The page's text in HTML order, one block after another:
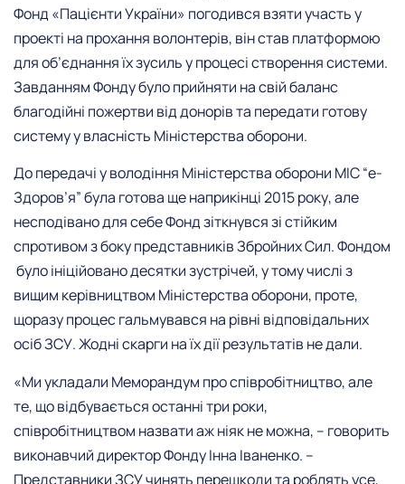
Фонд «Пацієнти України» погодився взяти участь у
проекті на прохання волонтерів, він став платформою
для об’єднання їх зусиль у процесі створення системи.
Завданням Фонду було прийняти на свій баланс
благодійні пожертви від донорів та передати готову
систему у власність Міністерства оборони.
До передачі у володіння Міністерства оборони МІС “е-
Здоров’я” була готова ще наприкінці 2015 року, але
несподівано для себе Фонд зіткнувся зі стійким
спротивом з боку представників Збройних Сил. Фондом
було ініційовано десятки зустрічей, у тому числі з
вищим керівництвом Міністерства оборони, проте,
щоразу процес гальмувався на рівні відповідальних
осіб ЗСУ. Жодні скарги на їх дії результатів не дали.
«Ми укладали Меморандум про співробітництво, але
те, що відбувається останні три роки,
співробітництвом назвати аж ніяк не можна, – говорить
виконавчий директор Фонду Інна Іваненко. –
Представники ЗСУ чинять перешкоди та роблять усе,